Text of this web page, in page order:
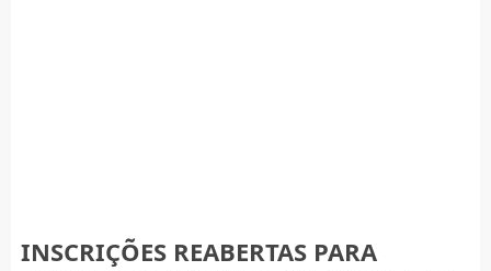
INSCRIÇÕES REABERTAS PARA